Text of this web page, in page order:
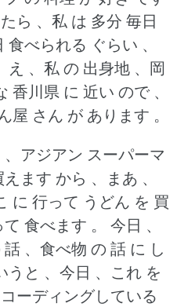
ら 、私 は 多分 毎日
食べられる ぐらい 、
え 、私 の 出身地 、岡
香川県 に 近い ので 、
さん が あります 。
アジアン スーパーマ
ます から 、まあ 、
に 行って うどん を 買
食べます 。
今日 、
、食べ物 の 話 に し
うと 、今日 、これ を
ーディングしている